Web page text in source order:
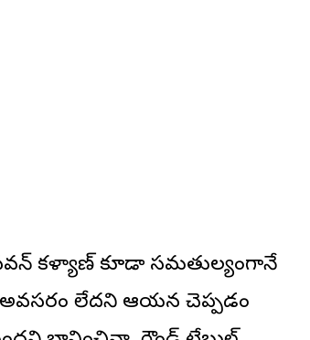
కళ్యాణ్ కూడా సమతుల్యంగానే
అవసరం లేదని ఆయన చెప్పడం